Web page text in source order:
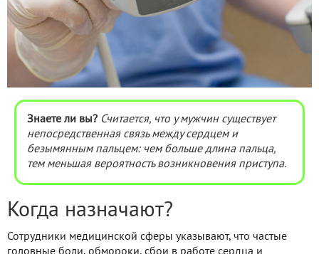
Знаете ли вы? Считается, что у мужчин существует
непосредственная связь между сердцем и
безымянным пальцем: чем больше длина пальца,
тем меньшая вероятность возникновения приступа.
Когда назначают?
Сотрудники медицинской сферы указывают, что частые
головные боли, обмороки, сбои в работе сердца и